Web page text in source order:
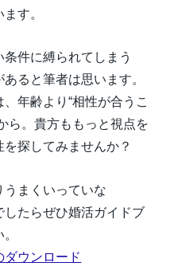
す。
件に縛られてしまう
ると筆者は思います。
年齢より“相性が合うこ
ら。貴方ももっと視点を
探してみませんか？
うまくいっていな
たらぜひ婚活ガイドブ
ダウンロード